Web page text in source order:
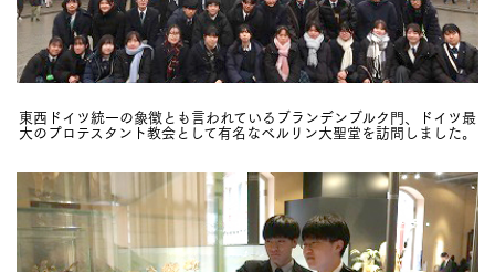
東西ドイツ統一の象徴とも言われているブランデンブルク門、ドイツ最
大のプロテスタント教会として有名なベルリン大聖堂を訪問しました。